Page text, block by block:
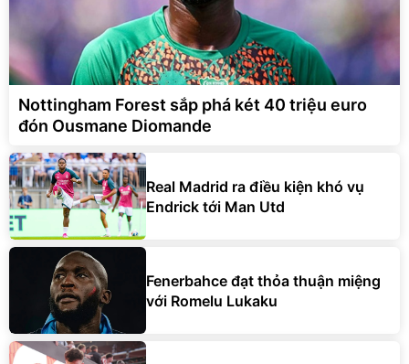
Nottingham Forest sắp phá két 40 triệu euro
đón Ousmane Diomande
Real Madrid ra điều kiện khó vụ
Endrick tới Man Utd
Fenerbahce đạt thỏa thuận miệng
với Romelu Lukaku